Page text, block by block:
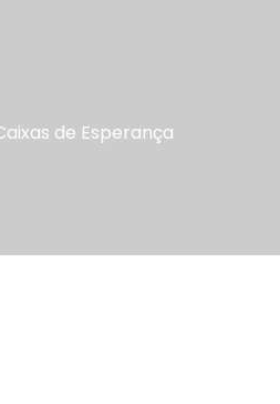
de Esperança